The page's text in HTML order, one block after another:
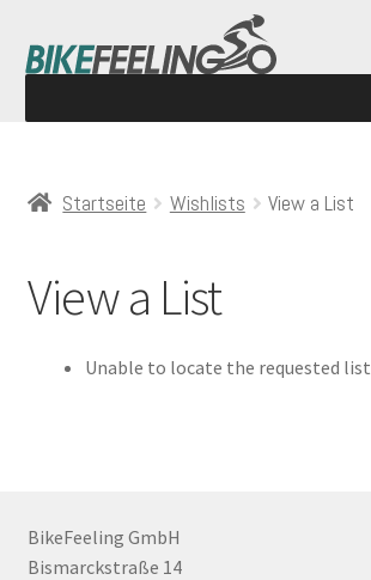
Startseite Wishlists View a List
View a List
Unable to locate the requested list
BikeFeeling GmbH
Bismarckstraße 14